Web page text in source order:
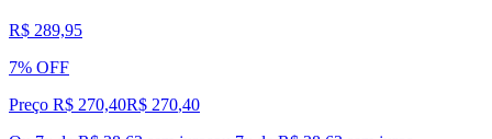
R$ 289,95
7% OFF
Preço R$ 270,40R$ 270,40